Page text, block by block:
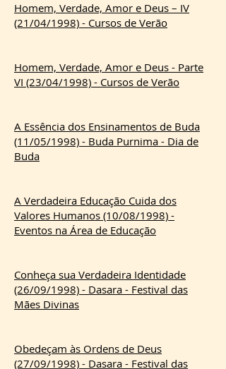
Homem, Verdade, Amor e Deus – IV
(21/04/1998) - Cursos de Verão
Homem, Verdade, Amor e Deus - Parte
VI (23/04/1998) - Cursos de Verão
A Essência dos Ensinamentos de Buda
(11/05/1998) - Buda Purnima - Dia de
Buda
A Verdadeira Educação Cuida dos
Valores Humanos (10/08/1998) -
Eventos na Área de Educação
Conheça sua Verdadeira Identidade
(26/09/1998) - Dasara - Festival das
Mães Divinas
Obedeçam às Ordens de Deus
(27/09/1998) - Dasara - Festival das